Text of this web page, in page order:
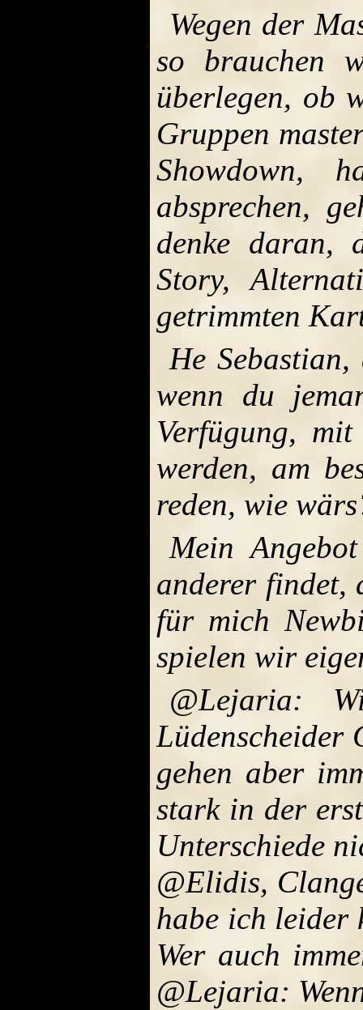
Wegen der
so brauchen
überlegen, ob
Gruppen
Showdown,
absprechen,
denke daran,
Story,
getrimmten
He
wenn du
Verfügung,
werden, am
reden, wie
Mein
anderer findet,
für mich
spielen wir
@Lejaria:
Lüdenscheider
gehen aber
stark in der
Unterschiede
@Elidis,
habe ich leider
Wer auch
@Lejaria: